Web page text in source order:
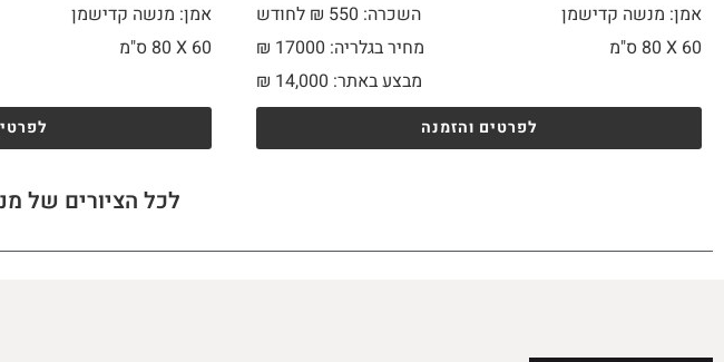
אמן: מנשה קדישמן
השכרה: 550 ₪ לחודש
60 X
מחיר בגלריה: 17000 ₪
מבצע באתר:
₪ 14,000
לפרטים והזמנה
אמן: מנשה קדישמן
60 X
לכל הציורים של